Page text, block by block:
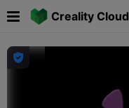
Creality Cloud
